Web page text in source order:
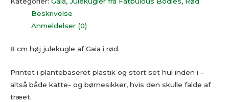
Beskrivelse
Anmeldelser (0)
8 cm høj julekugle af Gaia i rød.
Printet i plantebaseret plastik og stort set hul inden i –
altså både katte- og børnesikker, hvis den skulle falde af
træet.